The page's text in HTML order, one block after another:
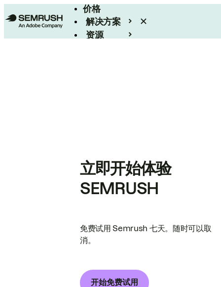
价格
解决方案
资源
立即开始体验
SEMRUSH
免费试用 Semrush 七天。随时可以取
消。
开始免费试用